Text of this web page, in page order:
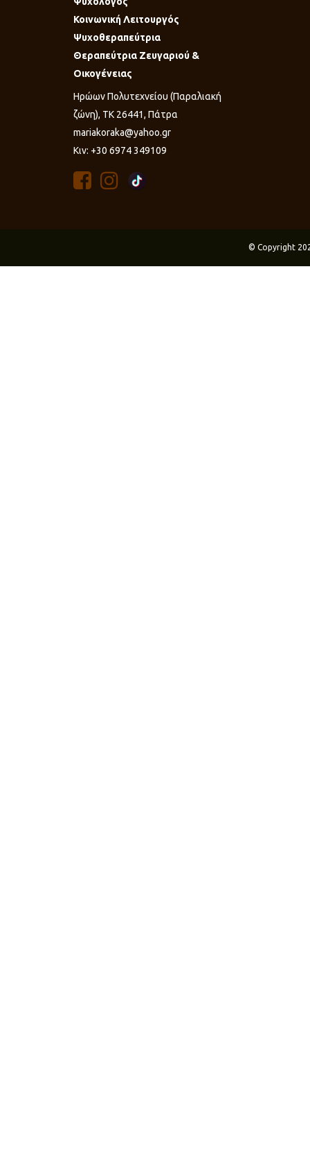
Κοινωνική Λειτουργός
Ψυχοθεραπεύτρια
Θεραπεύτρια Ζευγαριού &
Οικογένειας
Ηρώων Πολυτεχνείου (Παραλιακή
ζώνη), ΤΚ 26441, Πάτρα
mariakoraka@yahoo.gr
Κιν: +30 6974 349109
© Copyright